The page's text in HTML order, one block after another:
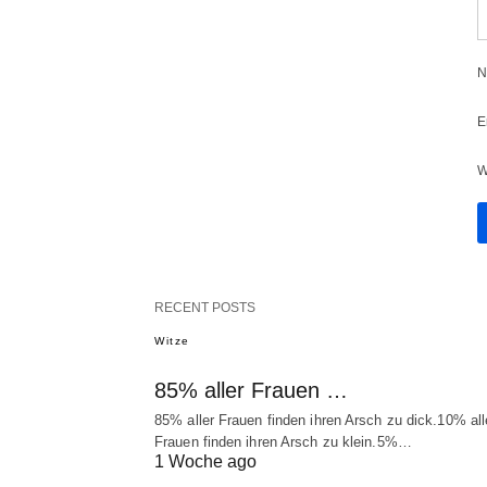
RECENT POSTS
Witze
85% aller Frauen …
85% aller Frauen finden ihren Arsch zu dick.10%
Frauen finden ihren Arsch zu klein.5%…
1 Woche ago